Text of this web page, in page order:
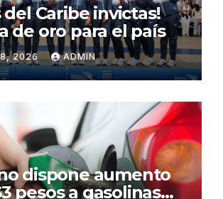
del Caribe invictas!
de oro para el país
2026 ADMIN
dispone aumento
pesos a gasolinas